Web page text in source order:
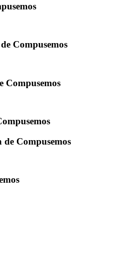
de Compusemos
Compusemos
de Compusemos